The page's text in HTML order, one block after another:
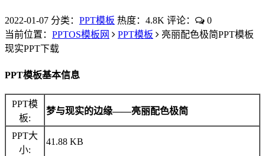
2022-01-07 分类： PPT模板 热度：4.8K 评论：
0
当前位置： PPTOS模板网 PPT模板
亮丽配色极简PPT模板
现实PPT下载
PPT模板基本信息
PPT模
板:
梦与现实的边缘――亮丽配色极简
PPT大
小:
41.88 KB